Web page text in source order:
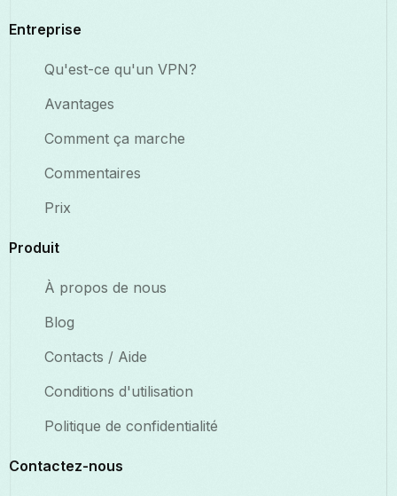
Entreprise
Qu'est-ce qu'un VPN?
Avantages
Comment ça marche
Commentaires
Prix
Produit
À propos de nous
Blog
Contacts / Aide
Conditions d'utilisation
Politique de confidentialité
Contactez-nous